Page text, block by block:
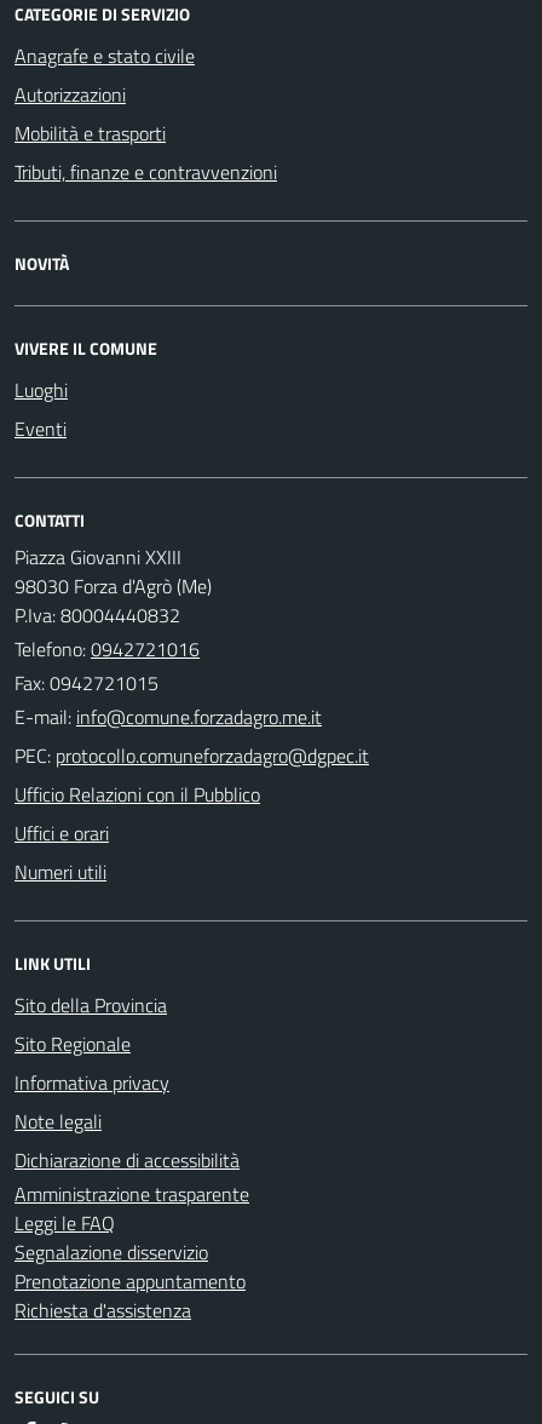
CATEGORIE DI SERVIZIO
Anagrafe e stato civile
Autorizzazioni
Mobilità e trasporti
Tributi, finanze e contravvenzioni
NOVITÀ
VIVERE IL COMUNE
Luoghi
Eventi
CONTATTI
Piazza Giovanni XXIII
98030 Forza d'Agrò (Me)
P.Iva: 80004440832
Telefono:0942721016
Fax: 0942721015
E-mail:
PEC:
Ufficio Relazioni con il Pubblico
Uffici e orari
Numeri utili
LINK UTILI
Sito della Provincia
Sito Regionale
Informativa privacy
Note legali
Dichiarazione di accessibilità
Amministrazione trasparente
Leggi le FAQ
Segnalazione disservizio
Prenotazione appuntamento
Richiesta d'assistenza
SEGUICI SU